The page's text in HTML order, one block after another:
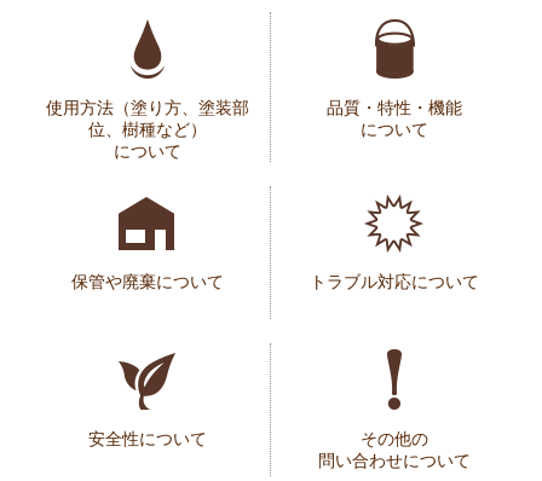
使用方法（塗り方、塗装部
位、樹種など）
について
品質・特性・機能
について
保管や廃棄について トラブル対応について
安全性について
その他の
問い合わせについて